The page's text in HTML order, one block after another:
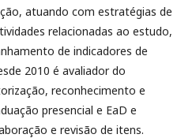
atuando com estratégias de
relacionadas ao estudo,
de indicadores de
2010 é avaliador do
reconhecimento e
presencial e EaD e
e revisão de itens.